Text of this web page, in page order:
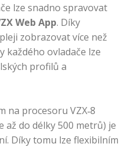
lze snadno spravovat
Web App. Díky
zobrazovat více než
každého ovladače lze
profilů a
na procesoru VZX‑8
až do délky 500 metrů) je
Díky tomu lze flexibilním